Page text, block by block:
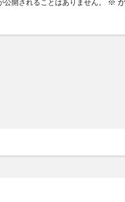
公開されることはありません。